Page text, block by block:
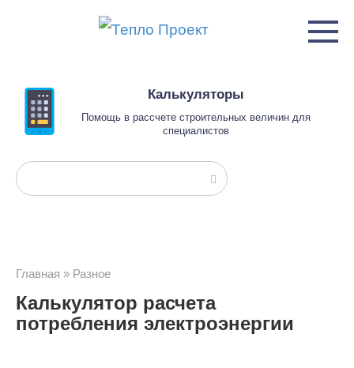
Калькуляторы
Помощь в рассчете строительных величин для
специалистов
Поиск:
Главная » Разное
Калькулятор расчета
потребления электроэнергии